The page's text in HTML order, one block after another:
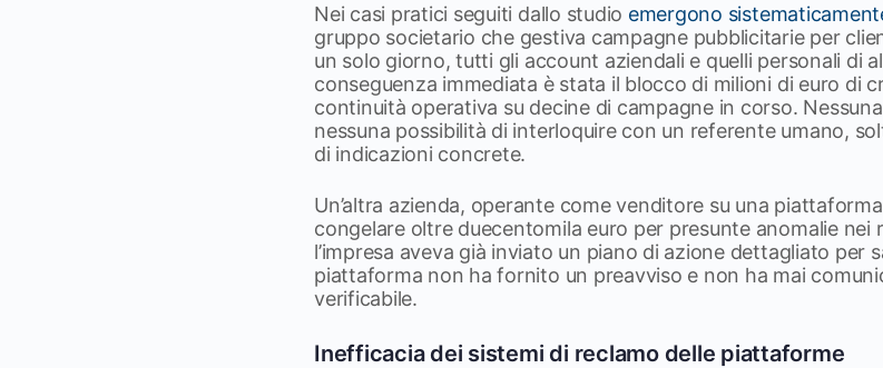
Nei casi pratici seguiti dallo studio emergono
gruppo societario che gestiva campagne pubblicitarie per
un solo giorno, tutti gli account aziendali e quelli personali di
conseguenza immediata è stata il blocco di milioni di euro di
continuità operativa su decine di campagne in corso.
nessuna possibilità di interloquire con un referente umano,
di indicazioni concrete.
Un’altra azienda, operante come venditore su una
congelare oltre duecentomila euro per presunte anomalie nei
l’impresa aveva già inviato un piano di azione dettagliato per
piattaforma non ha fornito un preavviso e non ha mai
verificabile.
Inefficacia dei sistemi di reclamo delle piattaforme